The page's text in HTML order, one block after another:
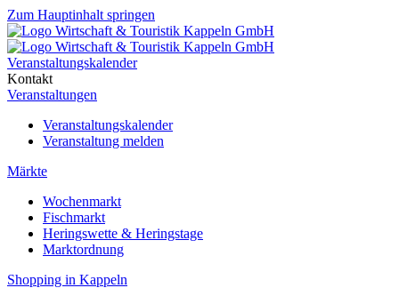
Zum Hauptinhalt springen
Veranstaltungskalender
Kontakt
Veranstaltungen
Veranstaltungskalender
Veranstaltung melden
Märkte
Wochenmarkt
Fischmarkt
Heringswette & Heringstage
Marktordnung
Shopping in Kappeln